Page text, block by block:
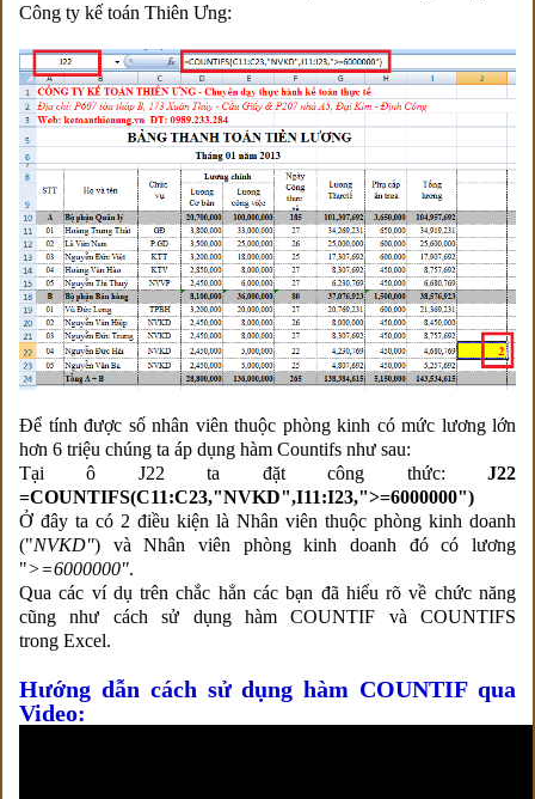
Công ty kế toán Thiên Ưng:
Để tính được số nhân viên thuộc phòng kinh có mức lương lớn
hơn 6 triệu chúng ta áp dụng hàm Countifs như sau:
Tại ô J22 ta đặt công thức: J22
=COUNTIFS(C11:C23,"NVKD",I11:I23,">=6000000")
Ở đây ta có 2 điều kiện là Nhân viên thuộc phòng kinh doanh
("NVKD") và Nhân viên phòng kinh doanh đó có lương
">=6000000".
Qua các ví dụ trên chắc hẳn các bạn đã hiểu rõ về chức năng
cũng như cách sử dụng hàm COUNTIF và COUNTIFS
trong Excel.
Hướng dẫn cách sử dụng hàm COUNTIF qua
Video: